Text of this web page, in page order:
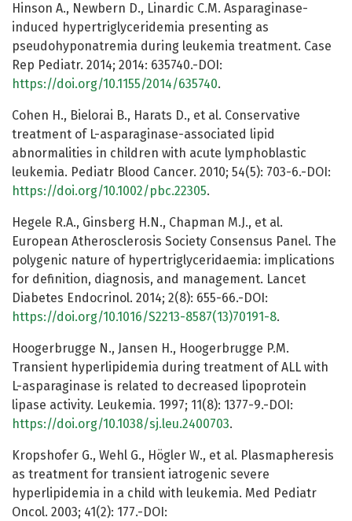
Hinson A., Newbern D., Linardic C.M. Asparaginase-
induced hypertriglyceridemia presenting as
pseudohyponatremia during leukemia treatment. Case
Rep Pediatr. 2014; 2014: 635740.-DOI:
https://doi.org/10.1155/2014/635740.
Cohen H., Bielorai B., Harats D., et al. Conservative
treatment of L-asparaginase-associated lipid
abnormalities in children with acute lymphoblastic
leukemia. Pediatr Blood Cancer. 2010; 54(5): 703-6.-DOI:
https://doi.org/10.1002/pbc.22305.
Hegele R.A., Ginsberg H.N., Chapman M.J., et al.
European Atherosclerosis Society Consensus Panel. The
polygenic nature of hypertriglyceridaemia: implications
for definition, diagnosis, and management. Lancet
Diabetes Endocrinol. 2014; 2(8): 655-66.-DOI:
https://doi.org/10.1016/S2213-8587(13)70191-8.
Hoogerbrugge N., Jansen H., Hoogerbrugge P.M.
Transient hyperlipidemia during treatment of ALL with
L-asparaginase is related to decreased lipoprotein
lipase activity. Leukemia. 1997; 11(8): 1377-9.-DOI:
https://doi.org/10.1038/sj.leu.2400703.
Kropshofer G., Wehl G., Högler W., et al. Plasmapheresis
as treatment for transient iatrogenic severe
hyperlipidemia in a child with leukemia. Med Pediatr
Oncol. 2003; 41(2): 177.-DOI: